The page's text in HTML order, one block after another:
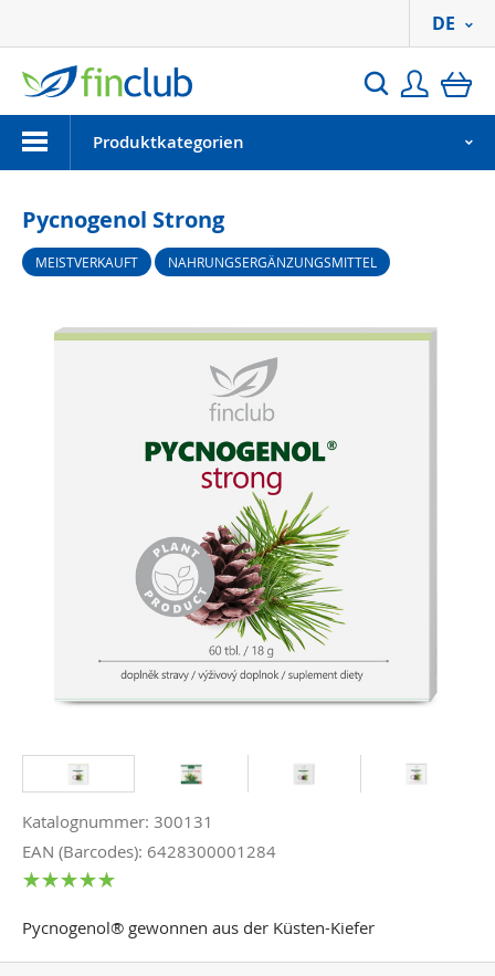
Suchen
DE
MenuProduktkategorien
Pycnogenol Strong
MEISTVERKAUFT NAHRUNGSERGÄNZUNGSMITTEL
Katalognummer: 300131
EAN (Barcodes): 6428300001284
Pycnogenol® gewonnen aus der Küsten-Kiefer